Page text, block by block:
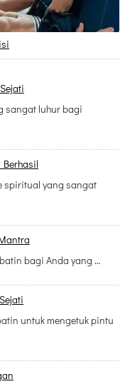
sangat luhur bagi
Berhasil
spiritual yang sangat
bagi Anda yang …
untuk mengetuk pintu